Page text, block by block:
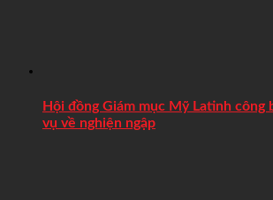
Hội đồng Giám mục Mỹ Latinh công
vụ về nghiện ngập